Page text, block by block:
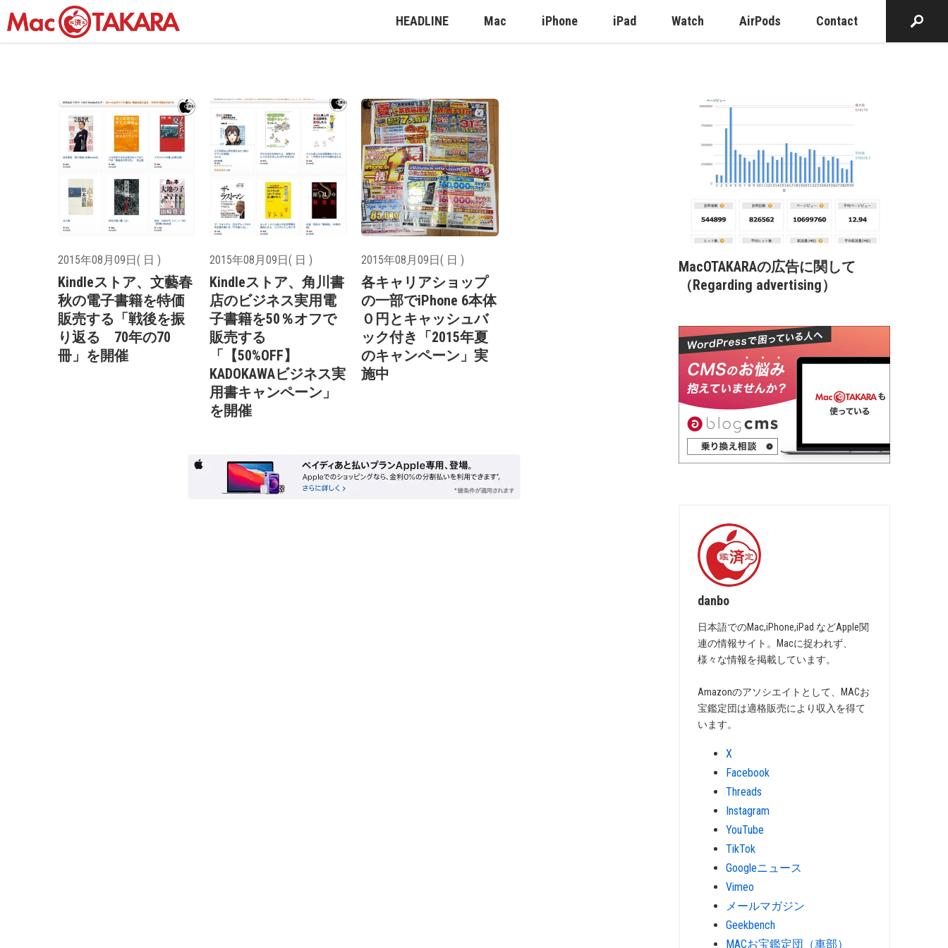
HEADLINE Mac iPhone iPad Watch AirPods Contact
2015年08月09日( 日 )
Kindleストア、文藝春
秋の電子書籍を特価
販売する「戦後を振
り返る 70年の70
冊」を開催
2015年08月09日( 日 )
Kindleストア、角川書
店のビジネス実用電
子書籍を50％オフで
販売する
「【50%OFF】
KADOKAWAビジネス実
用書キャンペーン」
を開催
2015年08月09日( 日 )
各キャリアショップ
の一部でiPhone 6本体
０円とキャッシュバ
ック付き「2015年夏
のキャンペーン」実
施中
MacOTAKARAの広告に関して
（Regarding advertising）
danbo
日本語でのMac,iPhone,iPad などApple関
連の情報サイト。Macに捉われず、
様々な情報を掲載しています。
Amazonのアソシエイトとして、MACお
宝鑑定団は適格販売により収入を得て
います。
X
Facebook
Threads
Instagram
YouTube
TikTok
Googleニュース
Vimeo
メールマガジン
Geekbench
MACお宝鑑定団（車部）